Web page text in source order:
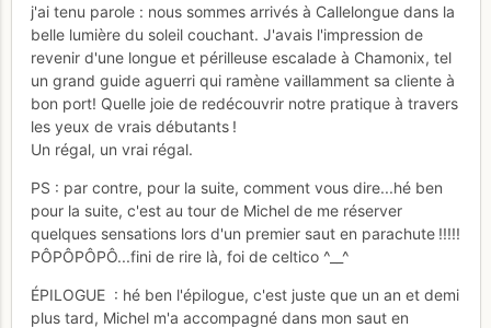
j'ai tenu parole : nous sommes arrivés à Callelongue dans la
belle lumière du soleil couchant. J'avais l'impression de
revenir d'une longue et périlleuse escalade à Chamonix, tel
un grand guide aguerri qui ramène vaillamment sa cliente à
bon port! Quelle joie de redécouvrir notre pratique à travers
les yeux de vrais débutants !
Un régal, un vrai régal.
PS : par contre, pour la suite, comment vous dire...hé ben
pour la suite, c'est au tour de Michel de me réserver
quelques sensations lors d'un premier saut en parachute !!!!!
PÔPÔPÔPÔ...fini de rire là, foi de celtico ^__^
ÉPILOGUE : hé ben l'épilogue, c'est juste que un an et demi
plus tard, Michel m'a accompagné dans mon saut en